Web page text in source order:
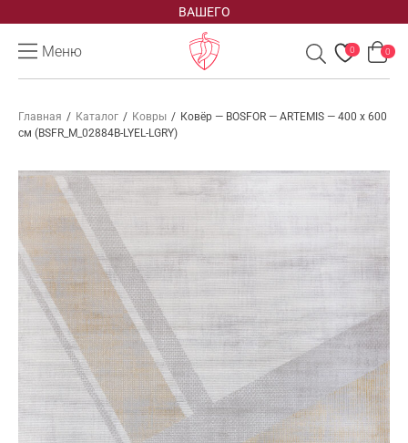
ВАШЕГО
Меню 0 0
Главная / Каталог / Ковры / Ковёр — BOSFOR — ARTEMIS — 400 x 600
см (BSFR_M_02884B-LYEL-LGRY)